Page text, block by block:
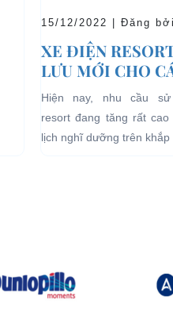
15/12/2022 | Đăng
XE ĐIỆN
LƯU MỚI CHO
LỊCH NGHĨ
Hiện nay, nhu cầu
resort đang tăng rất cao
lịch nghĩ dưỡng trên khắp